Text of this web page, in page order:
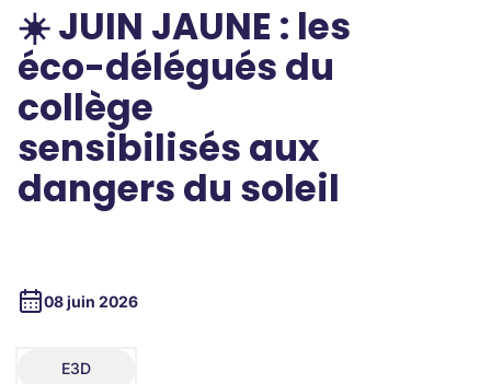
☀️ JUIN JAUNE : les
éco-délégués du
collège
sensibilisés aux
dangers du soleil
08 juin 2026
E3D